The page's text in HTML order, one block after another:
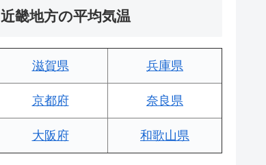
近畿地方の平均気温
滋賀県 兵庫県
京都府 奈良県
大阪府 和歌山県